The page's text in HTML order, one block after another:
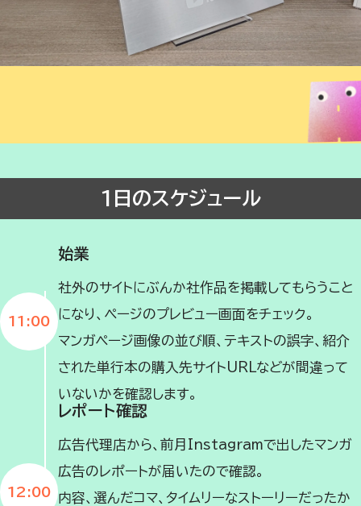
1日のスケジュール
11:00
始業
社外のサイトにぶんか社作品を掲載してもらうこと
になり、ページのプレビュー画面をチェック。
マンガページ画像の並び順、テキストの誤字、紹介
された単行本の購入先サイトURLなどが間違って
いないかを確認します。
12:00
レポート確認
広告代理店から、前月Instagramで出したマンガ
広告のレポートが届いたので確認。
内容、選んだコマ、タイムリーなストーリーだったか